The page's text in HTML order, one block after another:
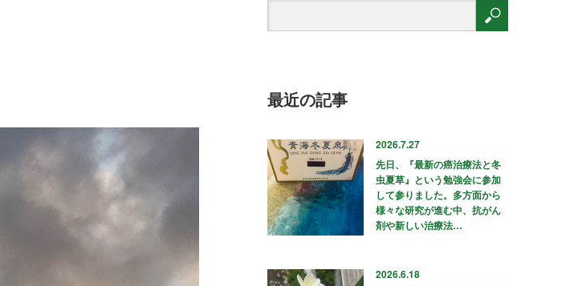
最近の記事
2026.7.27
先日、『最新の癌治療法と冬
虫夏草』という勉強会に参加
して参りました。多方面から
様々な研究が進む中、抗がん
剤や新しい治療法…
2026.6.18